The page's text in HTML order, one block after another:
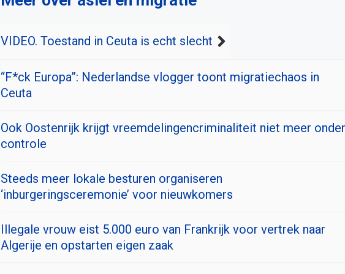
VIDEO. Toestand in Ceuta is echt slecht
“F*ck Europa”: Nederlandse vlogger toont migratiechaos in
Ceuta
Ook Oostenrijk krijgt vreemdelingencriminaliteit niet meer onder
controle
Steeds meer lokale besturen organiseren
‘inburgeringsceremonie’ voor nieuwkomers
Illegale vrouw eist 5.000 euro van Frankrijk voor vertrek naar
Algerije en opstarten eigen zaak